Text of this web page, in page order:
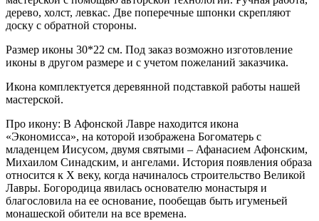
дерево, холст, левкас. Две поперечные шпонки скрепляют
доску с обратной стороны.
Размер иконы 30*22 см. Под заказ возможно изготовление
иконы в другом размере и с учетом пожеланий заказчика.
Икона комплектуется деревянной подставкой работы нашей
мастерской.
Про икону: В Афонской Лавре находится икона
«Экономисса», на которой изображена Богоматерь с
младенцем Иисусом, двумя святыми – Афанасием Афонским,
Михаилом Синадским, и ангелами. История появления образа
относится к X веку, когда начиналось строительство Великой
Лавры. Богородица явилась основателю монастыря и
благословила на ее основание, пообещав быть игуменьей
монашеской обители на все времена.